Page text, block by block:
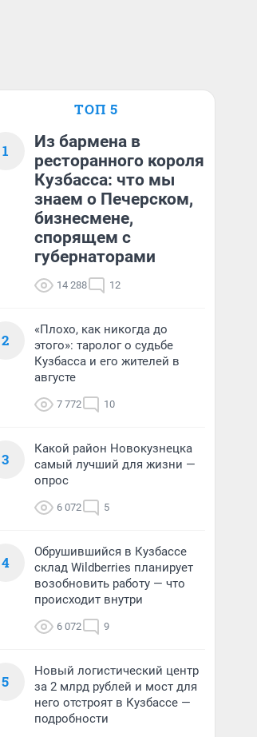
ТОП 5
1
Из бармена в
ресторанного короля
Кузбасса: что мы
знаем о Печерском,
бизнесмене,
спорящем с
губернаторами
14 288 12
2
«Плохо, как никогда до
этого»: таролог о судьбе
Кузбасса и его жителей в
августе
7 772 10
3
Какой район Новокузнецка
самый лучший для жизни —
опрос
6 072 5
4
Обрушившийся в Кузбассе
склад Wildberries планирует
возобновить работу — что
происходит внутри
6 072 9
5
Новый логистический центр
за 2 млрд рублей и мост для
него отстроят в Кузбассе —
подробности